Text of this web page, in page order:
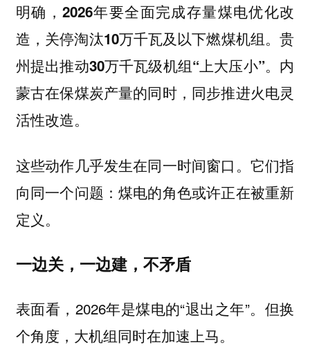
明确，2026年要全面完成存量煤电优化改
造，关停淘汰10万千瓦及以下燃煤机组。贵
州提出推动30万千瓦级机组“上大压小”。内
蒙古在保煤炭产量的同时，同步推进火电灵
活性改造。
这些动作几乎发生在同一时间窗口。它们指
向同一个问题：煤电的角色或许正在被重新
定义。
一边关，一边建，不矛盾
表面看，2026年是煤电的“退出之年”。但换
个角度，大机组同时在加速上马。